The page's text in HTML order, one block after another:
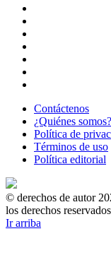
Contáctenos
¿Quiénes somos?
Política de
Términos de uso
Política editorial
© derechos de autor
los derechos
Ir arriba